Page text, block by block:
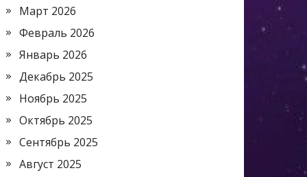
Март 2026
Февраль 2026
Январь 2026
Декабрь 2025
Ноябрь 2025
Октябрь 2025
Сентябрь 2025
Август 2025